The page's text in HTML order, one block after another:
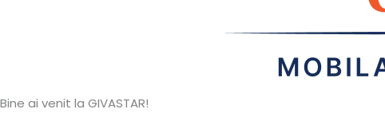
Bine ai venit la GIVASTAR!